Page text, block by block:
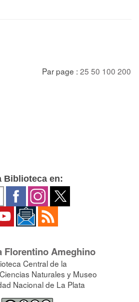
Par page : 25 50 100 200
Biblioteca en:
Florentino Ameghino
Central de la
Naturales y Museo
Nacional de La Plata